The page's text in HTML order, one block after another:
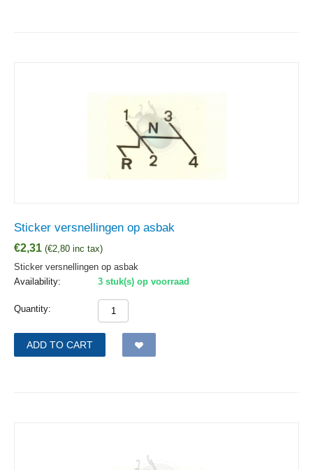
Sticker versnellingen op asbak
€2,31 (€2,80 inc tax)
Sticker versnellingen op asbak
Availability:
3 stuk(s) op voorraad
Quantity:
ADD TO CART